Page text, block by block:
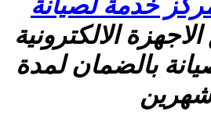
الالكترونية
بالضمان لمدة